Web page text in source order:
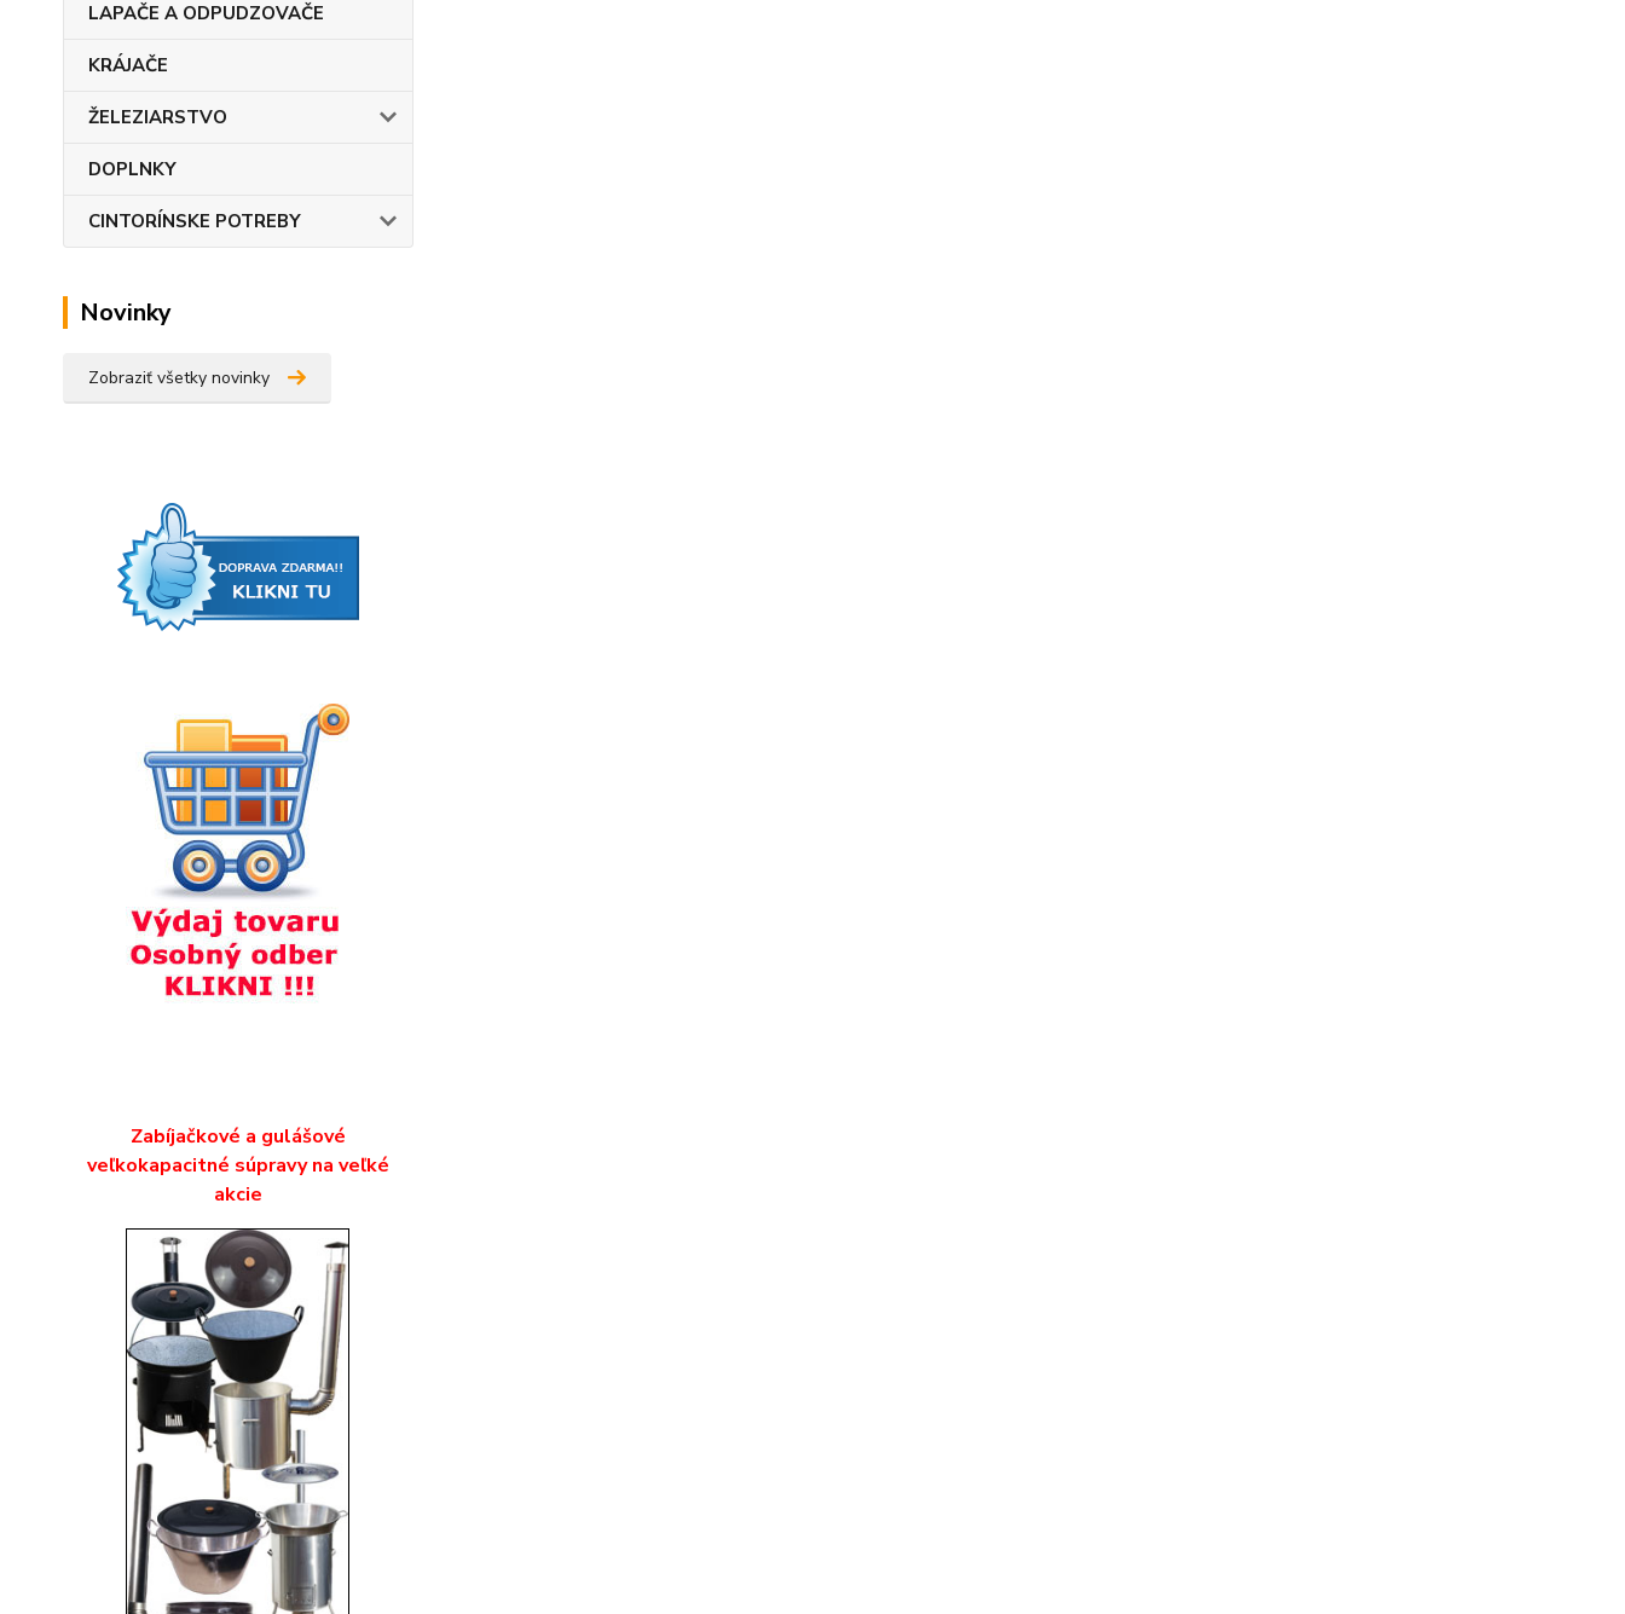
LAPAČE A ODPUDZOVAČE
KRÁJAČE
ŽELEZIARSTVO
DOPLNKY
CINTORÍNSKE POTREBY
Novinky
Zobraziť všetky novinky
Zabíjačkové a gulášové
veľkokapacitné súpravy na veľké
akcie